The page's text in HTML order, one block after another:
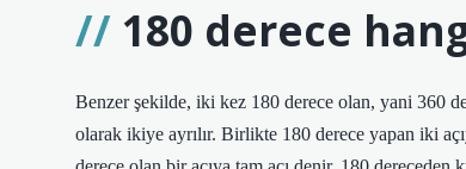
180 derece
Benzer şekilde, iki kez 180 derece olan, yani 360
olarak ikiye ayrılır. Birlikte 180 derece yapan iki